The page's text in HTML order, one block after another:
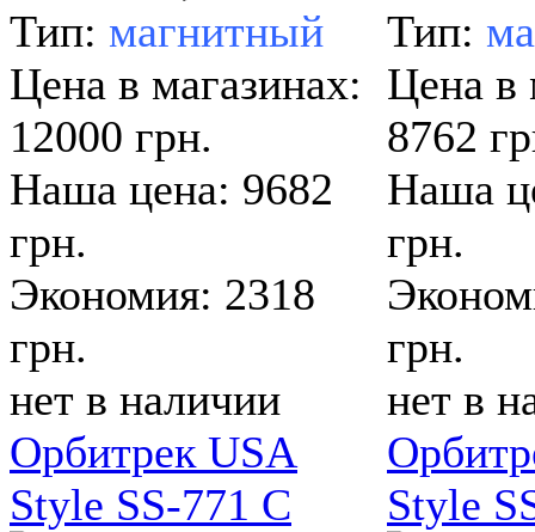
Тип: магнитный
Цена в магазинах:
12000 грн.
Наша цена: 9682
грн.
Экономия: 2318
грн.
нет в наличии
Тип:
Цена в
8762
Наша
грн.
грн.
нет в
Орбитрек USA
Style SS-771 С
Style